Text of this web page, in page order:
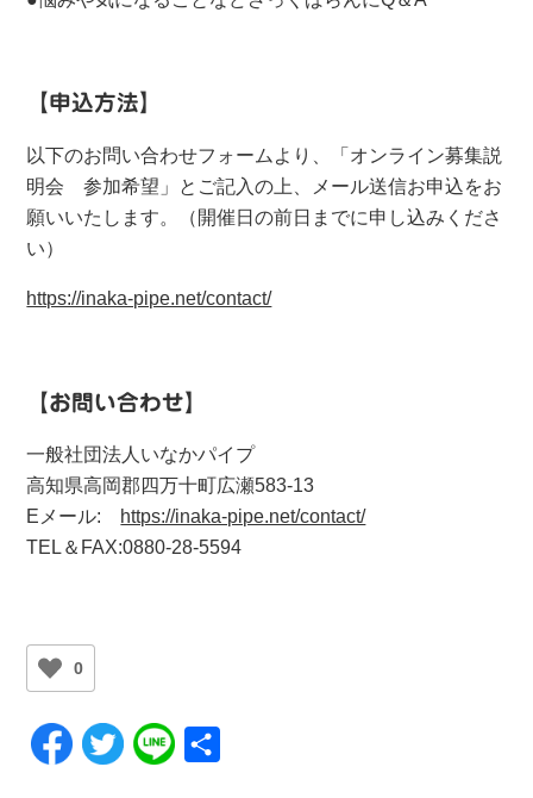
【申込方法】
以下のお問い合わせフォームより、「オンライン募集説
明会 参加希望」とご記入の上、メール送信お申込をお
願いいたします。（開催日の前日までに申し込みくださ
い）
https://inaka-pipe.net/contact/
【お問い合わせ】
一般社団法人いなかパイプ
高知県高岡郡四万十町広瀬583-13
Eメール: https://inaka-pipe.net/contact/
TEL＆FAX:0880-28-5594
0